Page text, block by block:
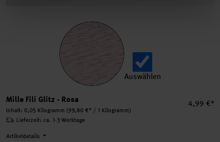
Auswählen
Mille Fili Glitz - Rosa
Inhalt: 0,05 Kilogramm (99,80 €* / 1 Kilogramm)
4,99 €*
Lieferzeit: ca. 1-3 Werktage
Artikeldetails